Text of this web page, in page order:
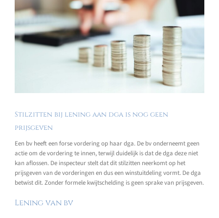
Stilzitten bij lening aan dga is nog geen
prijsgeven
Een bv heeft een forse vordering op haar dga. De bv onderneemt geen
actie om de vordering te innen, terwijl duidelijk is dat de dga deze niet
kan aflossen. De inspecteur stelt dat dit stilzitten neerkomt op het
prijsgeven van de vorderingen en dus een winstuitdeling vormt. De dga
betwist dit. Zonder formele kwijtschelding is geen sprake van prijsgeven.
Lening van bv